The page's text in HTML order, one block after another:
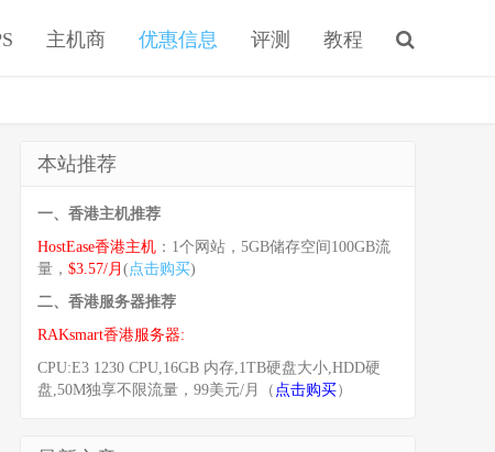
主机商 优惠信息 评测 教程
本站推荐
一、香港主机推荐
HostEase香港主机 ：1个网站，5GB储存空间100GB流
量， $3.57/月 ( 点击购买)
二、香港服务器推荐
RAKsmart香港服务器:
CPU:E3 1230 CPU,16GB 内存,1TB硬盘大小,HDD硬
盘,50M独享不限流量，99美元/月（ 点击购买）